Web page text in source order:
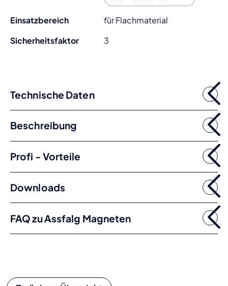
Einsatzbereich
für Flachmaterial
Sicherheitsfaktor
3
Technische Daten
Beschreibung
Profi - Vorteile
Downloads
FAQ zu Assfalg Magneten